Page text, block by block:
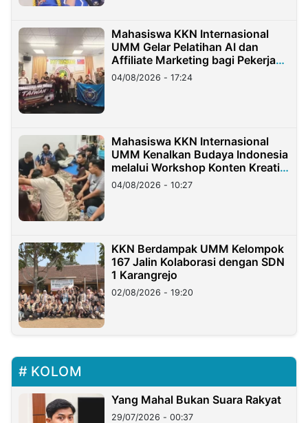
Mahasiswa KKN Internasional
UMM Gelar Pelatihan AI dan
Affiliate Marketing bagi Pekerja
Migran Indonesia di Taiwan
04/08/2026 - 17:24
Mahasiswa KKN Internasional
UMM Kenalkan Budaya Indonesia
melalui Workshop Konten Kreatif
di Taiwan
04/08/2026 - 10:27
KKN Berdampak UMM Kelompok
167 Jalin Kolaborasi dengan SDN
1 Karangrejo
02/08/2026 - 19:20
KOLOM
Yang Mahal Bukan Suara Rakyat
29/07/2026 - 00:37